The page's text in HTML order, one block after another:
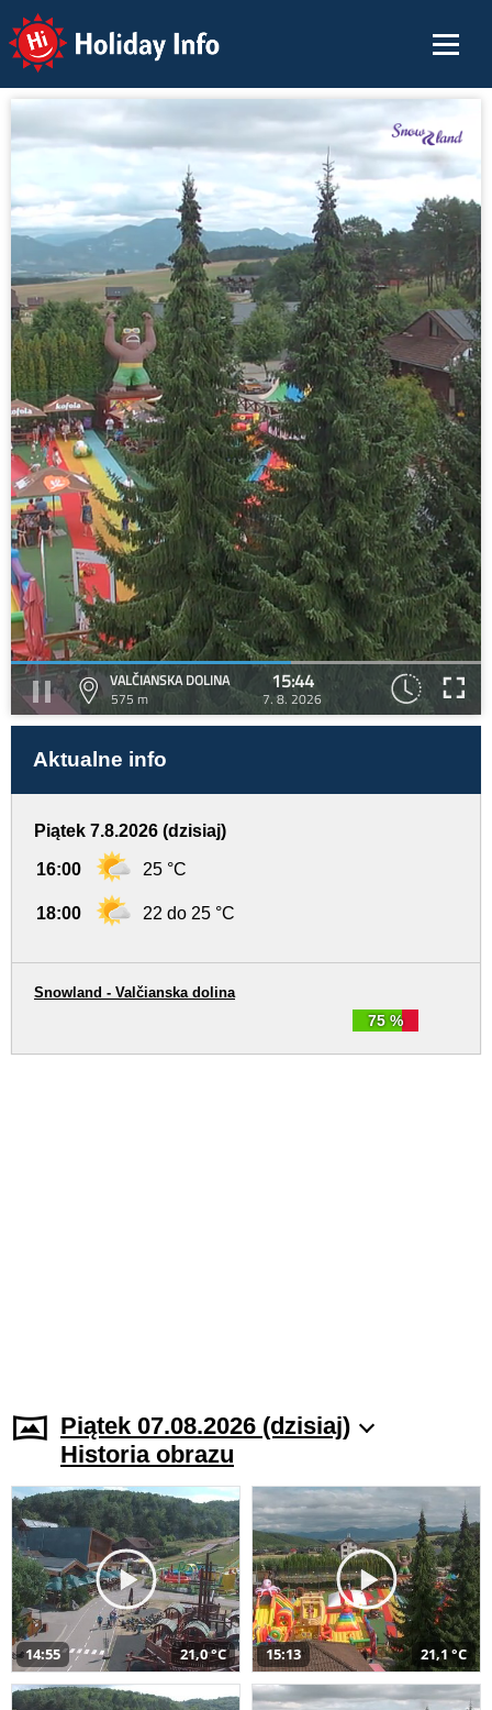
Holiday Info
VALČIANSKA DOLINA
575 m
15:44
7. 8. 2026
Aktualne info
Piątek 7.8.2026 (dzisiaj)
16:00 25 °C
18:00 22 do 25 °C
75 %
Snowland - Valčianska dolina
Piątek 07.08.2026 (dzisiaj)
Historia obrazu
14:55 21,0 °C 15:13 21,1 °C